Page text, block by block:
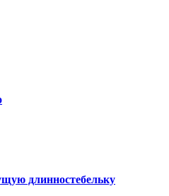
длинностебельку